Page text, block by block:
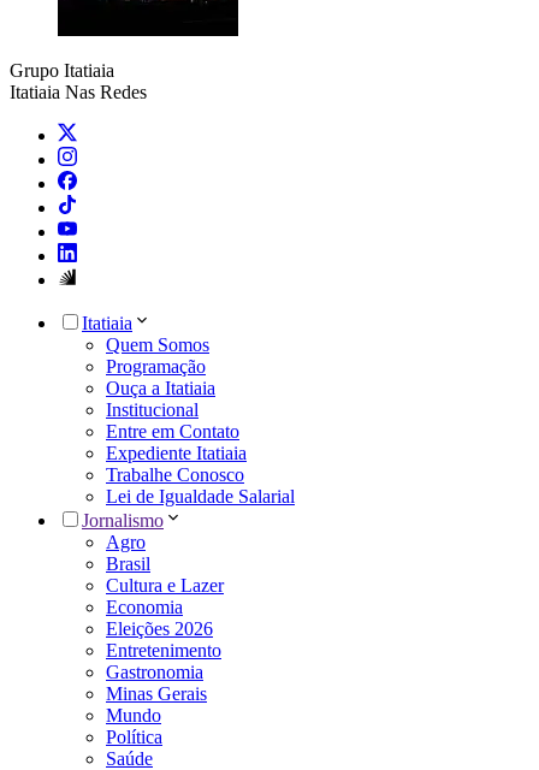
Grupo Itatiaia
Itatiaia Nas Redes
Itatiaia
Quem Somos
Programação
Ouça a Itatiaia
Institucional
Entre em Contato
Expediente Itatiaia
Trabalhe Conosco
Lei de Igualdade Salarial
Jornalismo
Agro
Brasil
Cultura e Lazer
Economia
Eleições 2026
Entretenimento
Gastronomia
Minas Gerais
Mundo
Política
Saúde